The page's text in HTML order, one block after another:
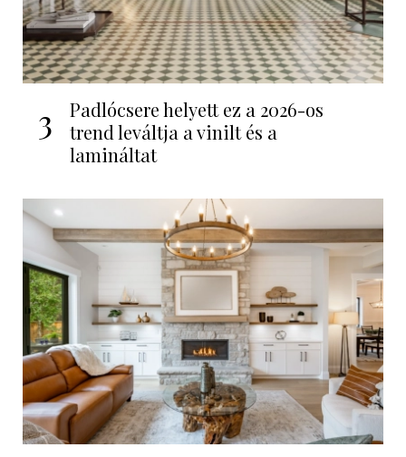
3
Padlócsere helyett ez a 2026-os
trend leváltja a vinilt és a
lamináltat